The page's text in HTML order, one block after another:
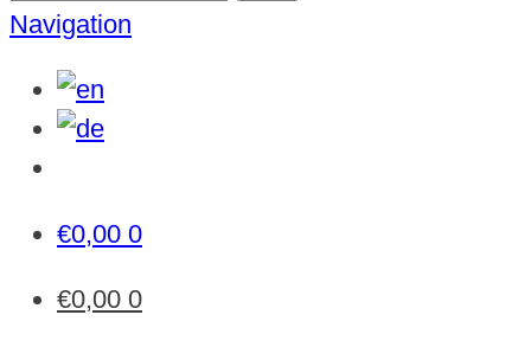
nach:
Navigation
€0,00 0
€0,00 0